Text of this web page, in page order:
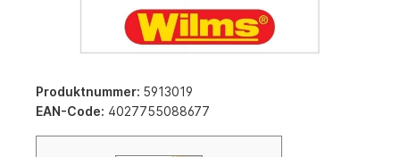
Produktnummer: 5913019
EAN-Code: 4027755088677